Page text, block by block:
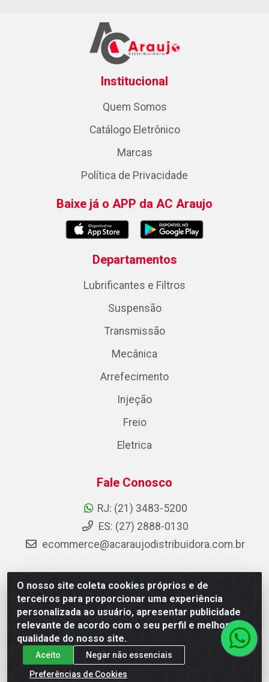
O nosso site coleta cookies próprios e de
terceiros para proporcionar uma experiência
personalizada ao usuário, apresentar publicidade
relevante de acordo com o seu perfil e melhorar a
qualidade do nosso site.
Aceito
Negar não essenciais
Preferências de Cookies
Institucional
Quem Somos
Catálogo Eletrônico
Marcas
Política de Privacidade
Baixe já o APP da AC Araujo
Departamentos
Lubrificantes e Filtros
Suspensão
Transmissão
Mecânica
Arrefecimento
Injeção
Freio
Eletrica
Fale Conosco
RJ: (21) 3483-5200
ES: (27) 2888-0130
ecommerce@acaraujodistribuidora.com.br
AC Araujo Distribuidora - Rua Carneiro de Campos, 42 -
São Cristóvão, Rio de Janeiro/RJ - CEP 20.920-410 -
CNPJ 08.744.753/0003-85